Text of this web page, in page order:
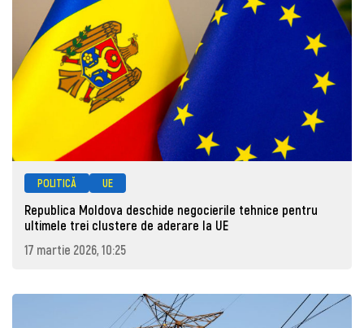
POLITICĂ UE
Republica Moldova deschide negocierile tehnice pentru
ultimele trei clustere de aderare la UE
17 martie 2026, 10:25